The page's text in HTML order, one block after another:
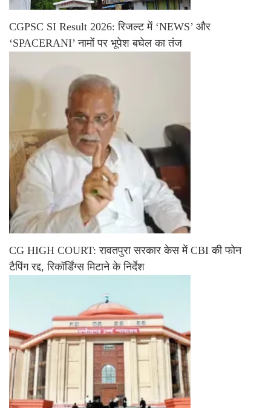
CGPSC SI Result 2026: रिजल्ट में ‘NEWS’ और
‘SPACERANI’ नामों पर भूपेश बघेल का तंज
CG HIGH COURT: रावतपुरा सरकार केस में CBI की फोन
टैपिंग रद्द, रिकॉर्डिंग्स मिटाने के निर्देश